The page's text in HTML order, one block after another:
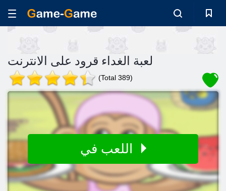
لعبة الغداء قرود على الانترنت
(Total 389)